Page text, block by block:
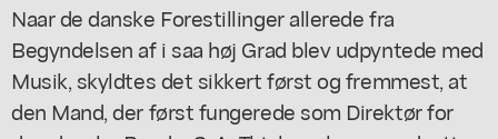
Naar de danske Forestillinger allerede fra
Begyndelsen af i saa høj Grad blev udpyntede med
Musik, skyldtes det sikkert først og fremmest, at
den Mand, der først fungerede som Direktør for